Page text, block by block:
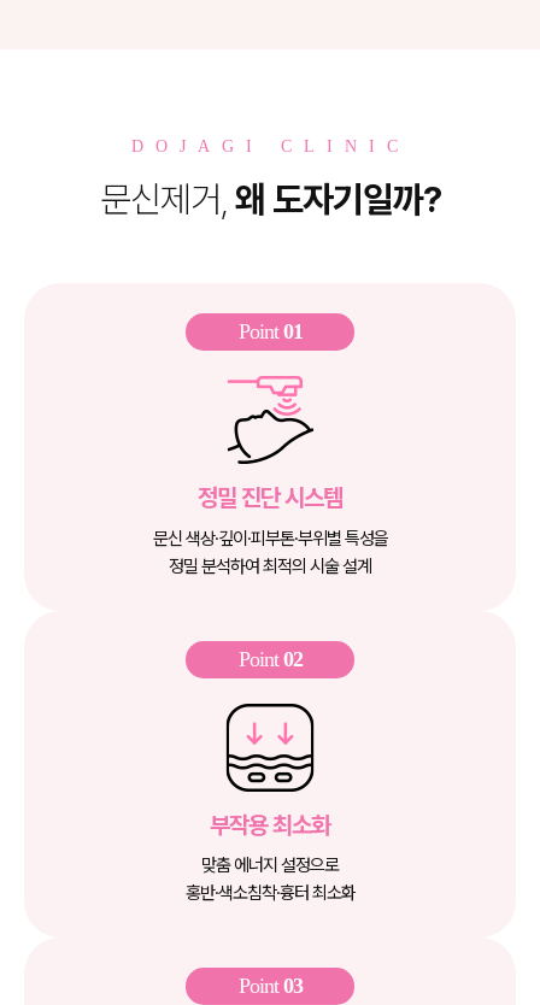
DOJAGI CLINIC
문신제거, 왜 도자기일까?
Point01
정밀 진단 시스템
문신 색상·깊이·피부톤·부위별 특성을
정밀 분석하여 최적의 시술 설계
Point02
부작용 최소화
맞춤 에너지 설정으로
홍반·색소침착·흉터 최소화
Point03